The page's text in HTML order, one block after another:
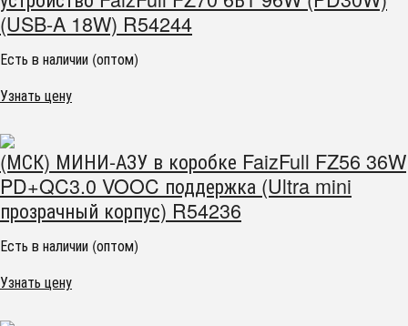
(USB-A 18W) R54244
Есть в наличии (оптом)
Узнать цену
(МСК) МИНИ-АЗУ в коробке FaizFull FZ56 36W
PD+QC3.0 VOOC поддержка (Ultra mini
прозрачный корпус) R54236
Есть в наличии (оптом)
Узнать цену